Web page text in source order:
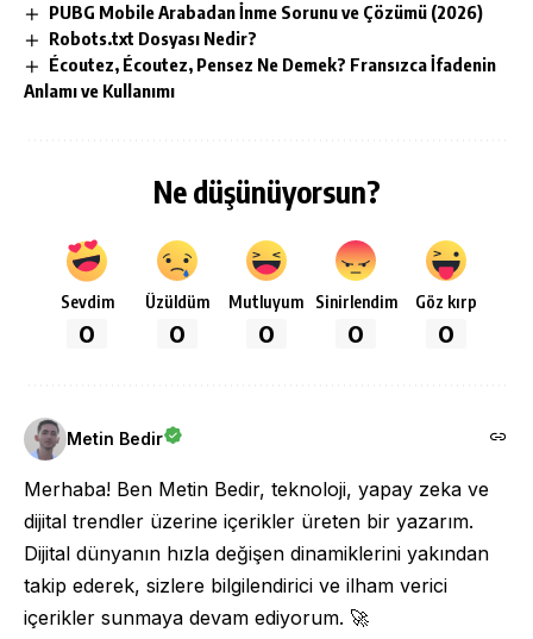
PUBG Mobile Arabadan İnme Sorunu ve Çözümü (2026)
Robots.txt Dosyası Nedir?
Écoutez, Écoutez, Pensez Ne Demek? Fransızca İfadenin
Anlamı ve Kullanımı
Ne düşünüyorsun?
Sevdim
0
Üzüldüm
0
Mutluyum
0
Sinirlendim
0
Göz kırp
0
Metin Bedir
Merhaba! Ben Metin Bedir, teknoloji, yapay zeka ve
dijital trendler üzerine içerikler üreten bir yazarım.
Dijital dünyanın hızla değişen dinamiklerini yakından
takip ederek, sizlere bilgilendirici ve ilham verici
içerikler sunmaya devam ediyorum. 🚀